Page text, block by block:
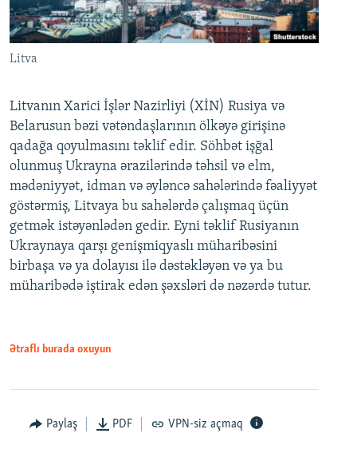
Litva
Litvanın Xarici İşlər Nazirliyi (XİN) Rusiya və
Belarusun bəzi vətəndaşlarının ölkəyə girişinə
qadağa qoyulmasını təklif edir. Söhbət işğal
olunmuş Ukrayna ərazilərində təhsil və elm,
mədəniyyət, idman və əyləncə sahələrində fəaliyyət
göstərmiş, Litvaya bu sahələrdə çalışmaq üçün
getmək istəyənlədən gedir. Eyni təklif Rusiyanın
Ukraynaya qarşı genişmiqyaslı müharibəsini
birbaşa və ya dolayısı ilə dəstəkləyən və ya bu
müharibədə iştirak edən şəxsləri də nəzərdə tutur.
Ətraflı burada oxuyun
Paylaş PDF VPN-siz açmaq